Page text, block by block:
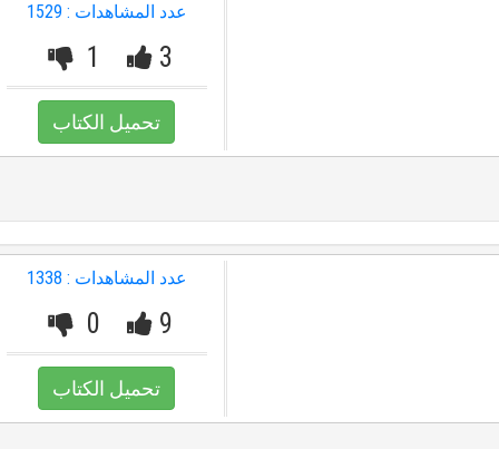
عدد المشاهدات : 1529
3
1
تحميل الكتاب
عدد المشاهدات : 1338
9
0
تحميل الكتاب